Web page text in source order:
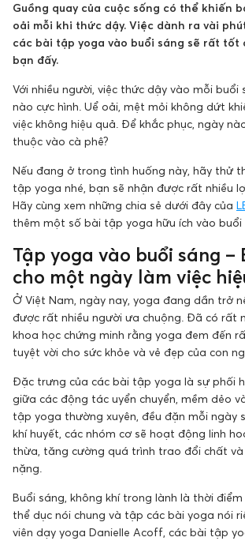
Guồng quay của cuộc sống có thể khiến
oải mỗi khi thức dậy. Việc dành ra vài
các bài tập yoga vào buổi sáng sẽ rất tốt
bạn đấy.
Với nhiều người, việc thức dậy vào mỗi buổi
nào cực hình. Uể oải, mệt mỏi không dứt
việc không hiệu quả. Để khắc phục, ngày
thuộc vào cà phê?
Nếu đang ở trong tình huống này, hãy thử
tập yoga nhé, bạn sẽ nhận được rất nhiều
Hãy cùng xem những chia sẻ dưới đây của
thêm một số bài tập yoga hữu ích vào buổi
Tập yoga vào buổi sáng –
cho một ngày làm việc
Ở Việt Nam, ngày nay, yoga đang dần trở
được rất nhiều người ưa chuộng. Đã có rất
khoa học chứng minh rằng yoga đem đến
tuyệt vời cho sức khỏe và vẻ đẹp của con
Đặc trưng của các bài tập yoga là sự phối
giữa các động tác uyển chuyển, mềm dẻo
tập yoga thường xuyên, đều đặn mỗi ngày
khí huyết, các nhóm cơ sẽ hoạt động linh
thừa, tăng cường quá trình trao đổi chất
nặng.
Buổi sáng, không khí trong lành là thời
thể dục nói chung và tập các bài yoga nói
viên dạy yoga Danielle Acoff, các bài tập